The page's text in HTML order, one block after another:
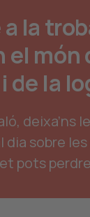
la
el món
de la
deixa’ns
dia sobre
pots